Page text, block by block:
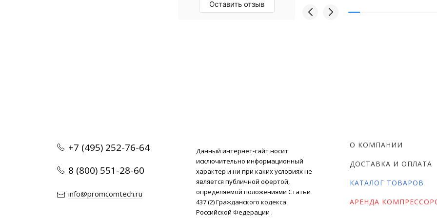
Оставить отзыв
+7 (495) 252-76-64
8 (800) 551-28-60
info@promcomtech.ru
Данный интернет-сайт носит
исключительно информационный
характер и ни при каких условиях не
является публичной офертой,
определяемой положениями Статьи
437 (2) Гражданского кодекса
Российской Федерации .
О КОМПАНИИ
ДОСТАВКА И ОПЛАТА
КАТАЛОГ ТОВАРОВ
АРЕНДА